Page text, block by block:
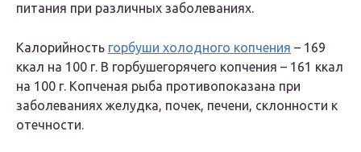
питания при различных заболеваниях.
Калорийность горбуши холодного копчения – 169
ккал на 100 г. В горбушегорячего копчения – 161 ккал
на 100 г. Копченая рыба противопоказана при
заболеваниях желудка, почек, печени, склонности к
отечности.